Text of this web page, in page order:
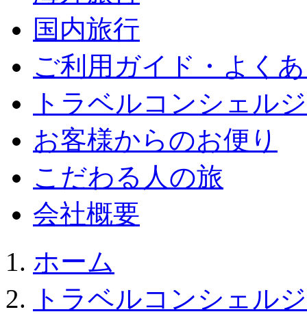
国内旅行
ご利用ガイド・よく
トラベルコンシェル
お客様からのお便り
こだわる人の旅
会社概要
ホーム
トラベルコンシェル